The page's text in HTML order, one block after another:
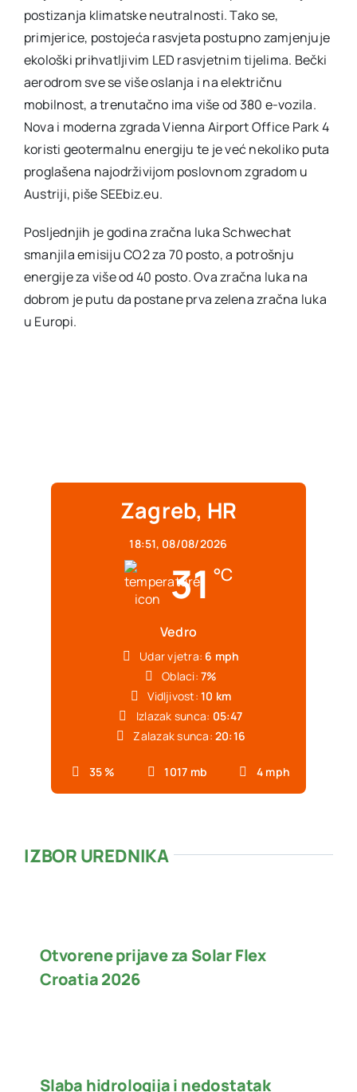
postizanja klimatske neutralnosti. Tako se,
primjerice, postojeća rasvjeta postupno zamjenjuje
ekološki prihvatljivim LED rasvjetnim tijelima. Bečki
aerodrom sve se više oslanja i na električnu
mobilnost, a trenutačno ima više od 380 e-vozila.
Nova i moderna zgrada Vienna Airport Office Park 4
koristi geotermalnu energiju te je već nekoliko puta
proglašena najodrživijom poslovnom zgradom u
Austriji, piše SEEbiz.eu.
Posljednjih je godina zračna luka Schwechat
smanjila emisiju CO2 za 70 posto, a potrošnju
energije za više od 40 posto. Ova zračna luka na
dobrom je putu da postane prva zelena zračna luka
u Europi.
Zagreb, HR
18:51, 08/08/2026
31 °C
Vedro
35 % 1017 mb 4 mph
Udar vjetra: 6 mph
Oblaci: 7%
Vidljivost: 10 km
Izlazak sunca: 05:47
Zalazak sunca: 20:16
IZBOR UREDNIKA
Otvorene prijave za Solar Flex
Croatia 2026
Slaba hidrologija i nedostatak